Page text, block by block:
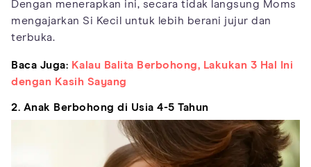
Dengan menerapkan ini, secara tidak langsung Moms
mengajarkan Si Kecil untuk lebih berani jujur dan
terbuka.
Baca Juga: Kalau Balita Berbohong, Lakukan 3 Hal Ini
dengan Kasih Sayang
2. Anak Berbohong di Usia 4-5 Tahun